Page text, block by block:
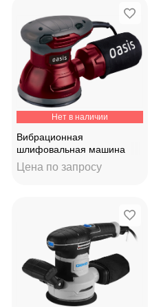
Нет в наличии
Вибрационная
шлифовальная машина
Oasis GX-30
Цена по запросу